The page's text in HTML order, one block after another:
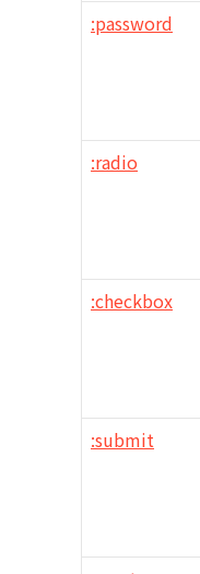
:password
:radio
:checkbox
:submit